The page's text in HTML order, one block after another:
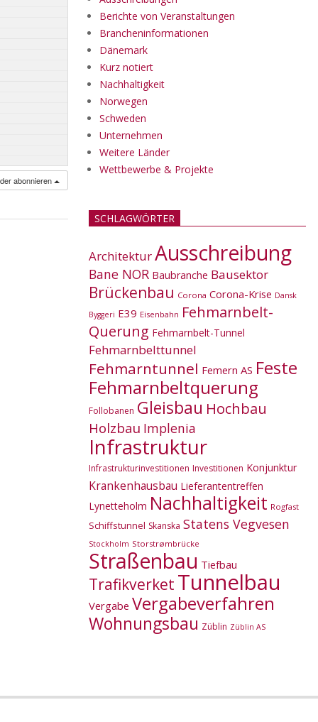
abonnieren
Berichte von Veranstaltungen
Brancheninformationen
Dänemark
Kurz notiert
Nachhaltigkeit
Norwegen
Schweden
Unternehmen
Weitere Länder
Wettbewerbe & Projekte
SCHLAGWÖRTER
ArchitekturAusschreibung
Bane NOR Baubranche Bausektor
Brückenbau Corona Corona-Krise Dansk
Byggeri E39 Eisenbahn Fehmarnbelt-
Querung Fehmarnbelt-Tunnel
Fehmarnbelttunnel
Fehmarntunnel Femern AS Feste
Fehmarnbeltquerung
Follobanen Gleisbau Hochbau
Holzbau Implenia
Infrastruktur
Infrastrukturinvestitionen Investitionen Konjunktur
Krankenhausbau Lieferantentreffen
Lynetteholm Nachhaltigkeit Rogfast
Schiffstunnel Skanska Statens Vegvesen
Stockholm Storstrømbrücke
Straßenbau Tiefbau
Trafikverket Tunnelbau
Vergabe Vergabeverfahren
Wohnungsbau Züblin Züblin AS